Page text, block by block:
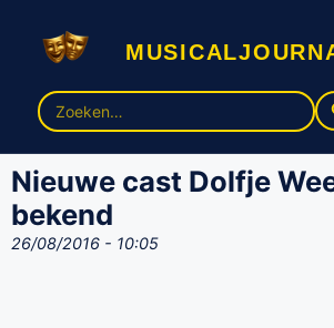
Zoek
naar:
Nieuwe cast Dolfje
bekend
26/08/2016 - 10:05